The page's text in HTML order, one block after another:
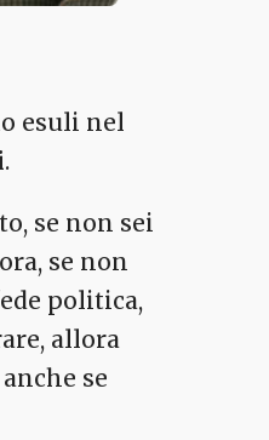
esuli nel
.
se non sei
se non
politica,
allora
se